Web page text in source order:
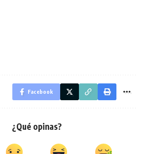
Facebook
¿Qué opinas?